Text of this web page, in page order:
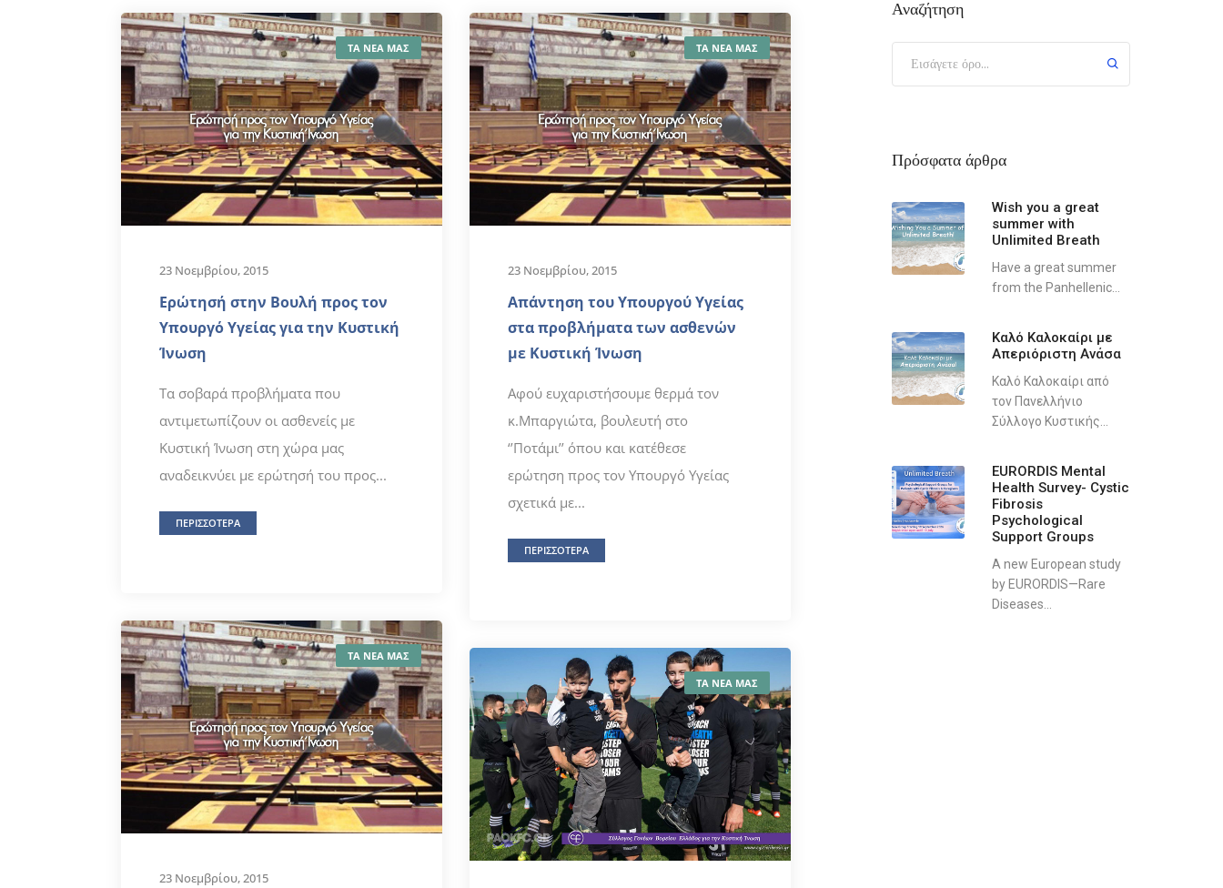
ΤΑ ΝΕΑ ΜΑΣ
23 Νοεμβρίου, 2015
Ερώτησή στην Βουλή προς τον
Υπουργό Υγείας για την Κυστική
Ίνωση
Τα σοβαρά προβλήματα που
αντιμετωπίζουν οι ασθενείς με
Κυστική Ίνωση στη χώρα μας
αναδεικνύει με ερώτησή του προς...
ΠΕΡΙΣΣΟΤΕΡΑ
ΤΑ ΝΕΑ ΜΑΣ
23 Νοεμβρίου, 2015
Απάντηση του Υπουργού Υγείας
στα προβλήματα των ασθενών
με Κυστική Ίνωση
Αφού ευχαριστήσουμε θερμά τον
κ.Μπαργιώτα, βουλευτή στο
‘’Ποτάμι’’ όπου και κατέθεσε
ερώτηση προς τον Υπουργό Υγείας
σχετικά με...
ΠΕΡΙΣΣΟΤΕΡΑ
ΤΑ ΝΕΑ ΜΑΣ
23 Νοεμβρίου, 2015
ΤΑ ΝΕΑ ΜΑΣ
Αναζήτηση
Πρόσφατα άρθρα
Wish you a great
summer with
Unlimited Breath
Have a great summer
from the Panhellenic...
Καλό Καλοκαίρι με
Απεριόριστη Ανάσα
Καλό Καλοκαίρι από
τον Πανελλήνιο
Σύλλογο Κυστικής...
EURORDIS Mental
Health Survey- Cystic
Fibrosis
Psychological
Support Groups
A new European study
by EURORDIS—Rare
Diseases...